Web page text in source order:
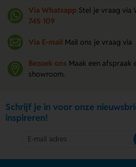
Via Whatsapp Stel je vraag via
745 109
Via E-mail Mail ons je vraag via
Bezoek ons Maak een afspraak
showroom.
Schrijf je in voor onze
inspireren!